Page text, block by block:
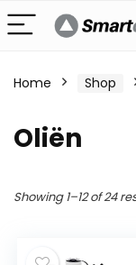
Home Shop
Oliën
Showing 1–12 of 24